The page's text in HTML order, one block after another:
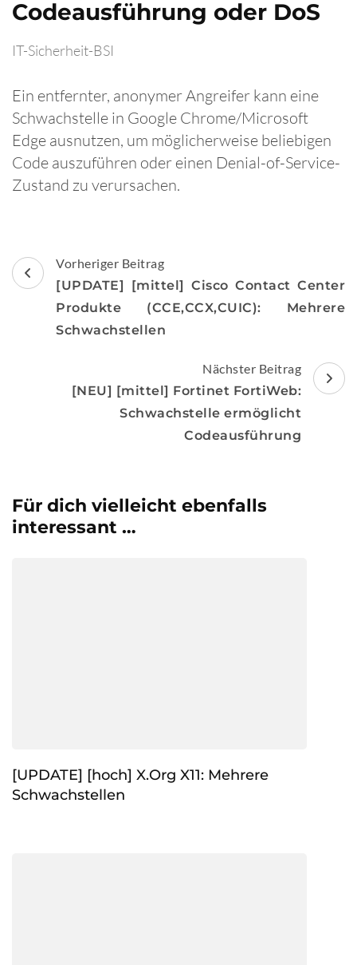
Codeausführung oder DoS
IT-Sicherheit-BSI
Ein entfernter, anonymer Angreifer kann eine
Schwachstelle in Google Chrome/Microsoft
Edge ausnutzen, um möglicherweise beliebigen
Code auszuführen oder einen Denial-of-Service-
Zustand zu verursachen.
Beitragsnavigation
Vorheriger Beitrag
[UPDATE] [mittel] Cisco Contact Center
Produkte (CCE,CCX,CUIC): Mehrere
Schwachstellen
Nächster Beitrag
[NEU] [mittel] Fortinet FortiWeb:
Schwachstelle ermöglicht
Codeausführung
Für dich vielleicht ebenfalls
interessant …
[UPDATE] [hoch] X.Org X11: Mehrere
Schwachstellen